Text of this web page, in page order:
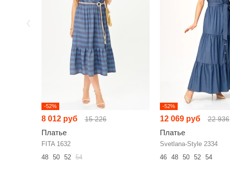
-52%
8 012 руб 15 226
Платье
FITA 1632
48
50 52 54
-52%
12 069 руб 22 936
Платье
Svetlana-Style 2334
46
48 50 52 54